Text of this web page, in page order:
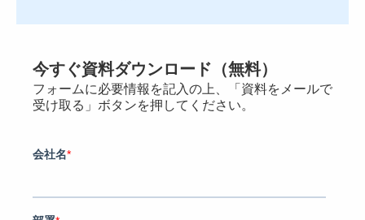
今すぐ資料ダウンロード（無料）
フォームに必要情報を記入の上、「資料をメールで
受け取る」ボタンを押してください。